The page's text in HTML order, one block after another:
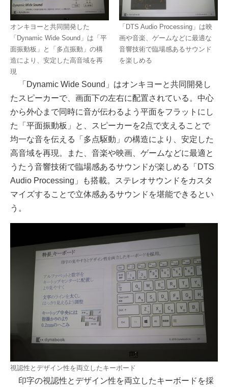
オンキヨーと共同開発した
「Dynamic Wide Sound」は「平
面振動板」と「多点振動」の構
造により、安定した高音域を再
現
「DTS Audio Processing」は映
画や音楽、ゲームなどに最適な
音響技術で臨場感あるサウンド
を楽しめる
「Dynamic Wide Sound」はオンキヨーと共同開発し
たスピーカーで、画面下の左右に配置されている。中心
から外心まで同時に音が伝わるよう平面をフラットにし
た「平面振動板」と、スピーカーを2点で支えることで
均一な音を伝える「多点駆動」の構造により、安定した
高音域を再現。また、音楽や映画、ゲームなどに最適と
うたう音響技術で臨場感あるサウンドが楽しめる「DTS
Audio Processing」も搭載。ステレオサウンドをカスタ
マイズすることで立体感あるサウンドを堪能できるとい
う。
視認性とデザイン性を両立したキーボード
印字の視認性とデザイン性を両立したキーボードを採